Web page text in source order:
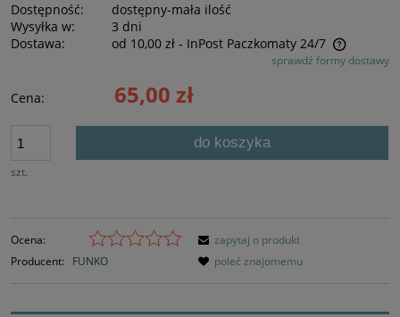
Dostępność:
dostępny-mała ilość
Wysyłka w:
3 dni
Dostawa:
od 10,00 zł - InPost Paczkomaty 24/7
Cena nie zawiera ewentualnych kosztów płatnościsprawdź formy dostawy
Cena: 65,00 zł
szt.
do koszyka
Ocena:
Producent:
FUNKO
zapytaj o produkt
poleć znajomemu